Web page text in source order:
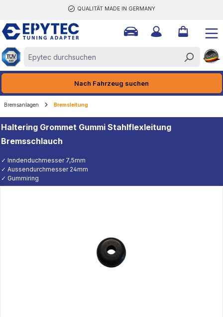
QUALITÄT MADE IN GERMANY
Nach Fahrzeug suchen
Bremsanlagen Bremsleitung
Haltering Grommet Gummi Stahlflexleitung
Bremsschlauch
✓ Inndenduchmesser 7,5mm
✓ Aussendurchmesser 24mm
✓ Gummiring